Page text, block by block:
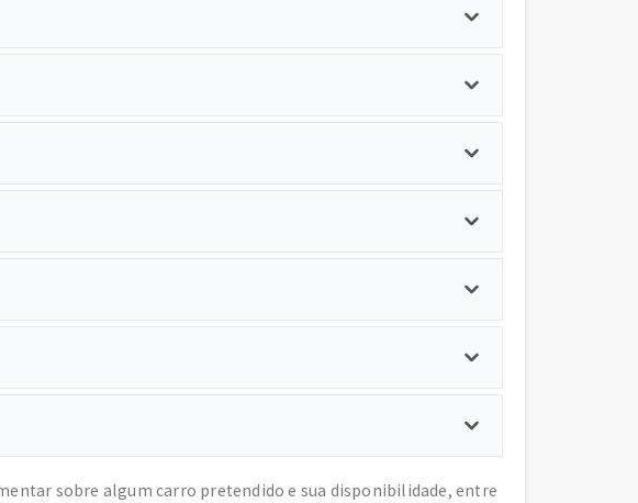
sobre algum carro pretendido e sua disponibilidade, entre